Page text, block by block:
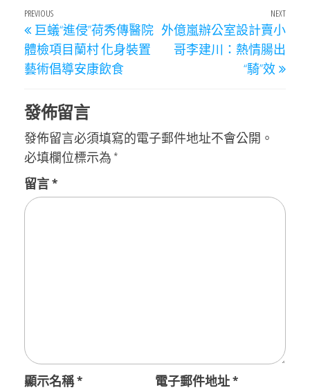
文
章
導
Previous
Post
PREVIOUS
巨蟻“進侵”荷秀傳醫院
體檢項目蘭村 化身裝置
藝術倡導安康飲食
Next
Post
NEXT
外億嵐辦公室設計賣小
哥李建川：熱情腸出
“騎”效
發佈留言
發佈留言必須填寫的電子郵件地址不會公開。
必填欄位標示為 *
留言*
顯示名稱* 電子郵件地址*